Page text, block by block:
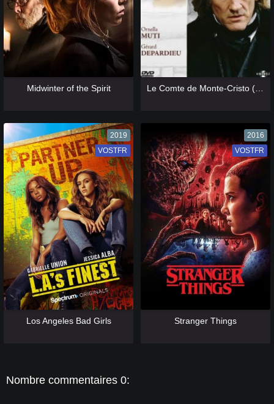
Midwinter of the Spirit
2019
VF
VOSTFR
Los Angeles Bad Girls
2016
VF
VOSTFR
Stranger Things
Nombre commentaires 0: